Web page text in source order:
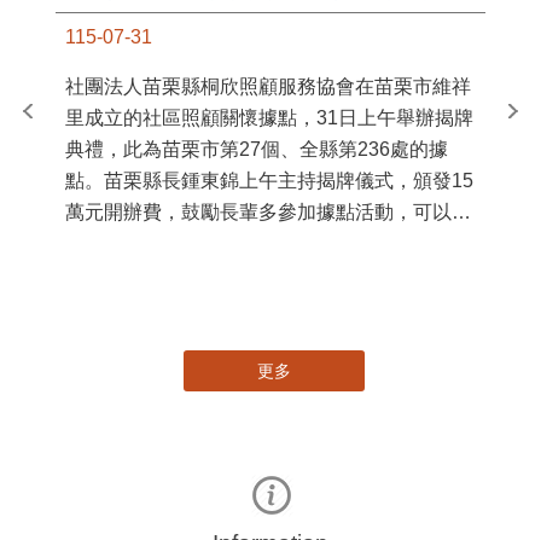
115-07-31
社團法人苗栗縣桐欣照顧服務協會在苗栗市維祥
里成立的社區照顧關懷據點，31日上午舉辦揭牌
典禮，此為苗栗市第27個、全縣第236處的據
點。苗栗縣長鍾東錦上午主持揭牌儀式，頒發15
萬元開辦費，鼓勵長輩多參加據點活動，可以更
苗
更多